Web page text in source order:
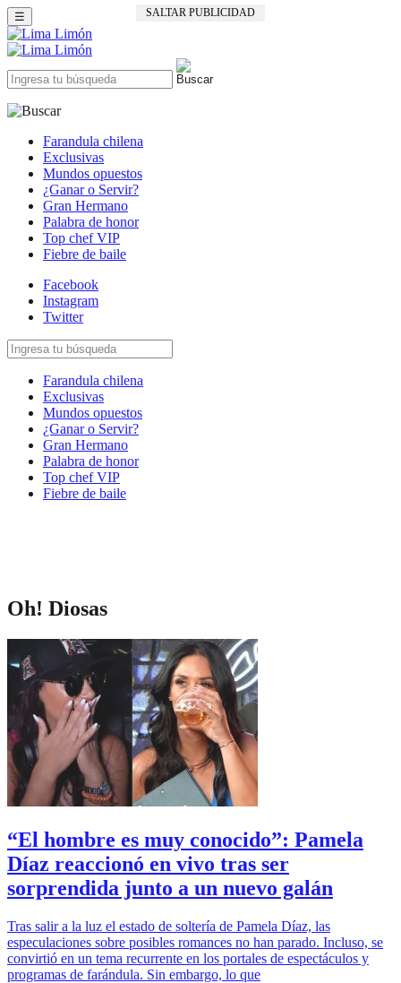
SALTAR PUBLICIDAD
☰
Farandula chilena
Exclusivas
Mundos opuestos
¿Ganar o Servir?
Gran Hermano
Palabra de honor
Top chef VIP
Fiebre de baile
Facebook
Instagram
Twitter
Farandula chilena
Exclusivas
Mundos opuestos
¿Ganar o Servir?
Gran Hermano
Palabra de honor
Top chef VIP
Fiebre de baile
Oh! Diosas
“El hombre es muy conocido”: Pamela
Díaz reaccionó en vivo tras ser
sorprendida junto a un nuevo galán
Tras salir a la luz el estado de soltería de Pamela Díaz, las
especulaciones sobre posibles romances no han parado. Incluso, se
convirtió en un tema recurrente en los portales de espectáculos y
programas de farándula. Sin embargo, lo que